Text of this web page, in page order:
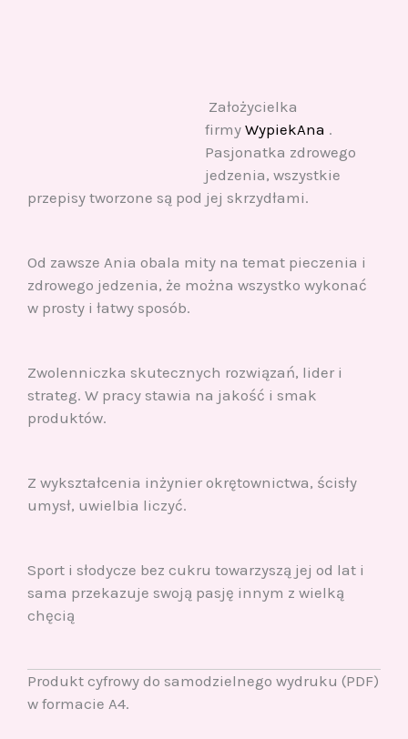
Założycielka
firmy WypiekAna .
Pasjonatka zdrowego
jedzenia, wszystkie
przepisy tworzone są pod jej skrzydłami.
Od zawsze Ania obala mity na temat pieczenia i
zdrowego jedzenia, że można wszystko wykonać
w prosty i łatwy sposób.
Zwolenniczka skutecznych rozwiązań, lider i
strateg. W pracy stawia na jakość i smak
produktów.
Z wykształcenia inżynier okrętownictwa, ścisły
umysł, uwielbia liczyć.
Sport i słodycze bez cukru towarzyszą jej od lat i
sama przekazuje swoją pasję innym z wielką
chęcią
Produkt cyfrowy do samodzielnego wydruku (PDF)
w formacie A4.